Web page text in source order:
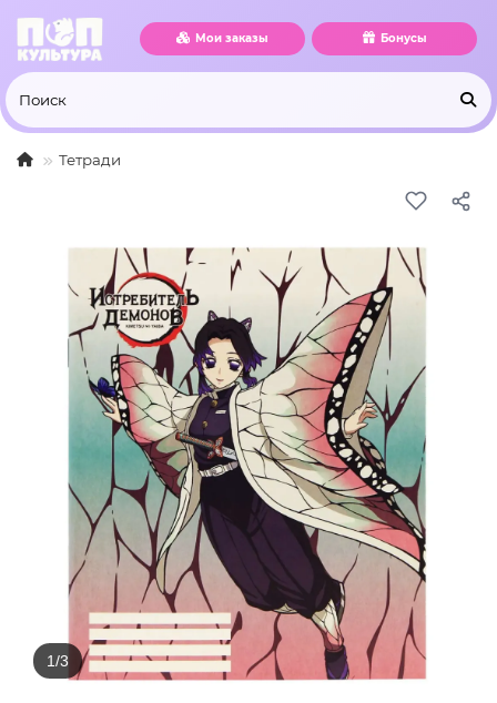
Мои заказы Бонусы
Тетради